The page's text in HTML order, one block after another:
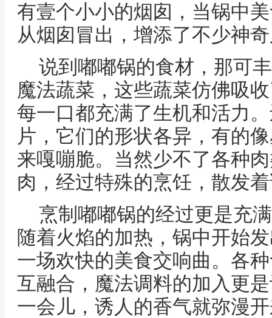
有壹个小小的烟囱，当锅中
从烟囱冒出，增添了不少神
说到嘟嘟锅的食材，那可
魔法蔬菜，这些蔬菜仿佛吸
每一口都充满了生机和活力
片，它们的形状各异，有的
来嘎嘣脆。当然少不了各种
肉，经过特殊的烹饪，散发
烹制嘟嘟锅的经过更是充
随着火焰的加热，锅中开始
一场欢快的美食交响曲。各
互融合，魔法调料的加入更
一会儿，诱人的香气就弥漫